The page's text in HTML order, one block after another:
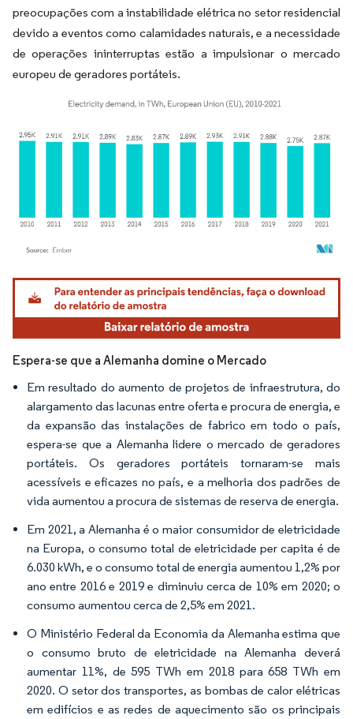
preocupações com a instabilidade elétrica no setor residencial
devido a eventos como calamidades naturais, e a necessidade
de operações ininterruptas estão a impulsionar o mercado
europeu de geradores portáteis.
Imagem © Mordor Intelligence. O reuso requer atribuição conforme CC BY 4.0.
Espera-se que a Alemanha domine o Mercado
Em resultado do aumento de projetos de infraestrutura, do
alargamento das lacunas entre oferta e procura de energia, e
da expansão das instalações de fabrico em todo o país,
espera-se que a Alemanha lidere o mercado de geradores
portáteis. Os geradores portáteis tornaram-se mais
acessíveis e eficazes no país, e a melhoria dos padrões de
vida aumentou a procura de sistemas de reserva de energia.
Em 2021, a Alemanha é o maior consumidor de eletricidade
na Europa, o consumo total de eletricidade per capita é de
6.030 kWh, e o consumo total de energia aumentou 1,2% por
ano entre 2016 e 2019 e diminuiu cerca de 10% em 2020; o
consumo aumentou cerca de 2,5% em 2021.
O Ministério Federal da Economia da Alemanha estima que
o consumo bruto de eletricidade na Alemanha deverá
aumentar 11%, de 595 TWh em 2018 para 658 TWh em
2020. O setor dos transportes, as bombas de calor elétricas
em edifícios e as redes de aquecimento são os principais